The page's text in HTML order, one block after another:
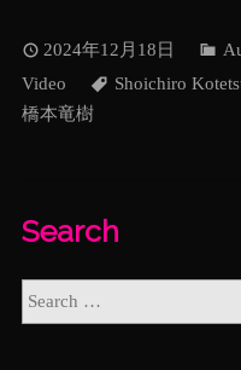
2024年12月18日
Video
Shoichiro
橋本竜樹
Search